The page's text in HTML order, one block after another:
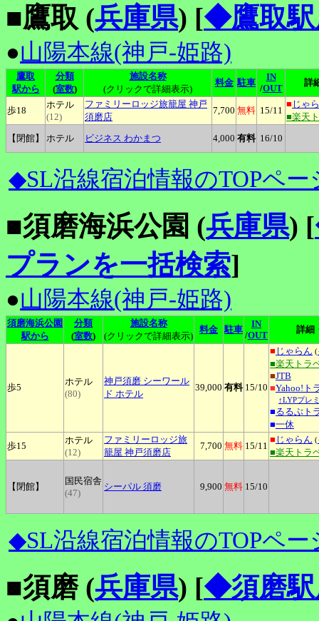
■鷹取 (兵庫県) [◆鷹取駅
●山陽本線(神戸-姫路)
鷹取
駅から
分類
(室数)
施設名称
(クリックで詳細表示)
料金 駐車
IN
/OUT
詳
歩18
ホテル
(12)
ファミリーロッジ旅籠屋 神戸
須磨店
7,700 無料 15/11
■ じゃ
■楽天
【閉館】
ホテル ビジネス わかまつ 4,000 有料 16/10
◆SL沿線宿泊情報のTOPペー
■須磨海浜公園 (兵庫県) [
プランを一括検索]
●山陽本線(神戸-姫路)
須磨海浜公園
駅から
分類
(室数)
施設名称
(クリックで詳細表示)
料金 駐車
IN
/OUT
詳細
歩5
ホテル
(80)
神戸須磨 シーワール
ド ホテル
39,000 有料 15/10
■ じゃらん (
■楽天トラ
■JTB
■Yahoo!ト
↑LYPプレ
■るるぶト
■一休
歩15
ホテル
(12)
ファミリーロッジ旅
籠屋 神戸須磨店
7,700 無料 15/11
■ じゃらん (
■楽天トラ
【閉館】
国民宿舎
(47)
シーパル 須磨 9,900 無料 15/10
◆SL沿線宿泊情報のTOPペー
■須磨 (兵庫県) [◆須磨駅